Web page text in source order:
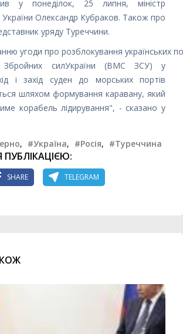
у понеділок, 25 липня, міністр
України Олександр Кубраков. Також про
уряду Туреччини.
угоди про розблокування українських
Збройних силУкраїни (ВМС ЗСУ) у
і захід суден до морських портів
шляхом формування каравану, який
корабель лідирування", - сказано у
, #Україна, #Росія, #Туреччина
SHARE TELEGRAM